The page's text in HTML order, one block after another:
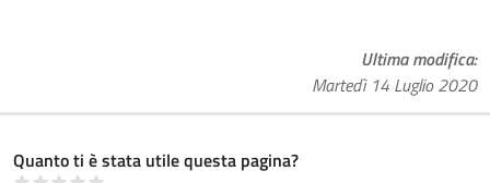
Ultima modifica
Martedì 14 Luglio 2020
Quanto ti è stata utile questa pagina?